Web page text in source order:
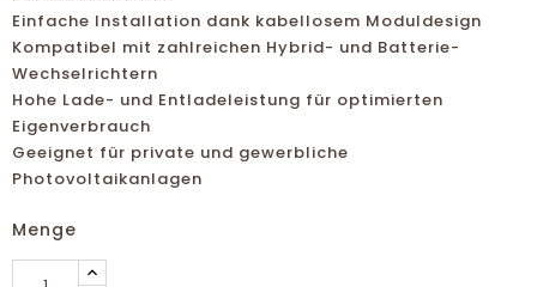
Einfache Installation dank kabellosem Moduldesign
Kompatibel mit zahlreichen Hybrid- und Batterie-
Wechselrichtern
Hohe Lade- und Entladeleistung für optimierten
Eigenverbrauch
Geeignet für private und gewerbliche
Photovoltaikanlagen
Menge